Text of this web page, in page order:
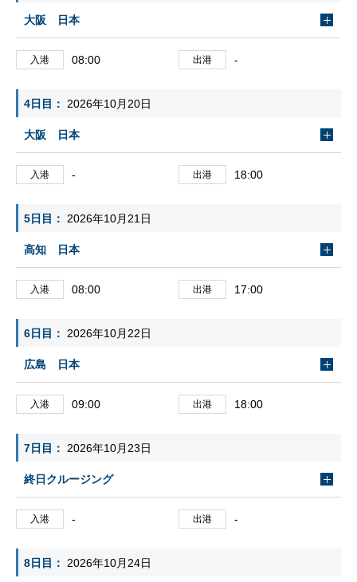
大阪 日本
入港 08:00 出港 -
4日目 2026年10月20日
大阪 日本
入港 - 出港 18:00
5日目 2026年10月21日
高知 日本
入港 08:00 出港 17:00
6日目 2026年10月22日
広島 日本
入港 09:00 出港 18:00
7日目 2026年10月23日
終日クルージング
入港 - 出港 -
8日目 2026年10月24日